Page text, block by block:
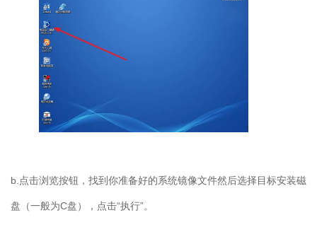
b.点击浏览按钮，找到你准备好的系统镜像文件然后选择目标安装磁
盘（一般为C盘），点击“执行”。